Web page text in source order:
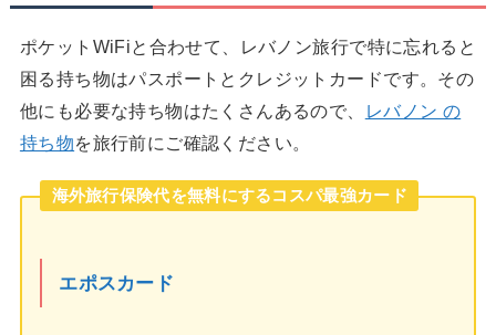
ポケットWiFiと合わせて、レバノン旅行で特に忘れると
困る持ち物はパスポートとクレジットカードです。その
他にも必要な持ち物はたくさんあるので、
レバノン の
持ち物を旅行前にご確認ください。
海外旅行保険代を無料にするコスパ最強カード
エポスカード